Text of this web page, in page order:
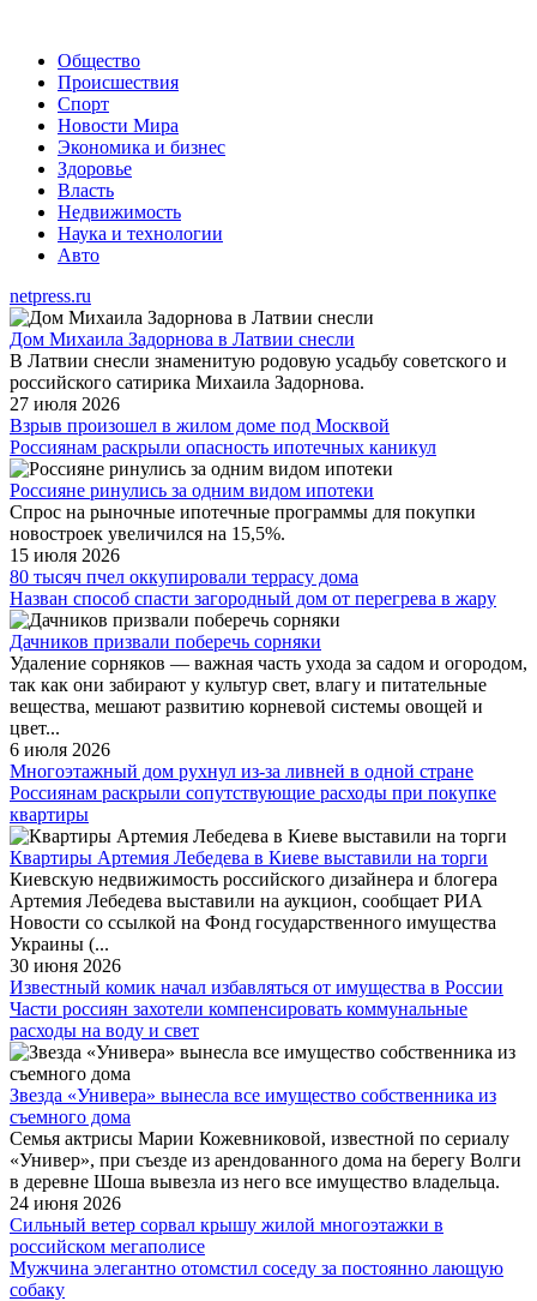
Общество
Происшествия
Спорт
Новости Мира
Экономика и бизнес
Здоровье
Власть
Недвижимость
Наука и технологии
Авто
netpress.ru
Дом Михаила Задорнова в Латвии снесли
В Латвии снесли знаменитую родовую усадьбу советского и
российского сатирика Михаила Задорнова.
27 июля 2026
Взрыв произошел в жилом доме под Москвой
Россиянам раскрыли опасность ипотечных каникул
Россияне ринулись за одним видом ипотеки
Спрос на рыночные ипотечные программы для покупки
новостроек увеличился на 15,5%.
15 июля 2026
80 тысяч пчел оккупировали террасу дома
Назван способ спасти загородный дом от перегрева в жару
Дачников призвали поберечь сорняки
Удаление сорняков — важная часть ухода за садом и огородом,
так как они забирают у культур свет, влагу и питательные
вещества, мешают развитию корневой системы овощей и
цвет...
6 июля 2026
Многоэтажный дом рухнул из-за ливней в одной стране
Россиянам раскрыли сопутствующие расходы при покупке
квартиры
Квартиры Артемия Лебедева в Киеве выставили на торги
Киевскую недвижимость российского дизайнера и блогера
Артемия Лебедева выставили на аукцион, сообщает РИА
Новости со ссылкой на Фонд государственного имущества
Украины (...
30 июня 2026
Известный комик начал избавляться от имущества в России
Части россиян захотели компенсировать коммунальные
расходы на воду и свет
Звезда «Универа» вынесла все имущество собственника из
съемного дома
Семья актрисы Марии Кожевниковой, известной по сериалу
«Универ», при съезде из арендованного дома на берегу Волги
в деревне Шоша вывезла из него все имущество владельца.
24 июня 2026
Сильный ветер сорвал крышу жилой многоэтажки в
российском мегаполисе
Мужчина элегантно отомстил соседу за постоянно лающую
собаку